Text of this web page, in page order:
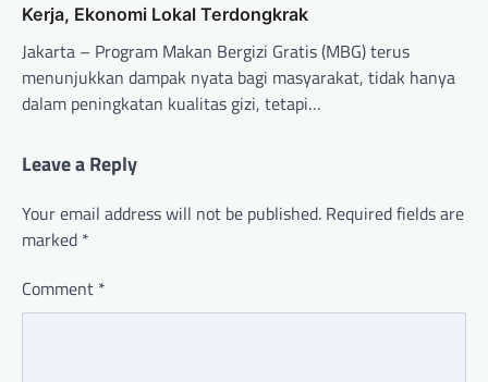
Kerja, Ekonomi Lokal Terdongkrak
Jakarta – Program Makan Bergizi Gratis (MBG) terus
menunjukkan dampak nyata bagi masyarakat, tidak hanya
dalam peningkatan kualitas gizi, tetapi…
Leave a Reply
Your email address will not be published. Required fields are
marked *
Comment *